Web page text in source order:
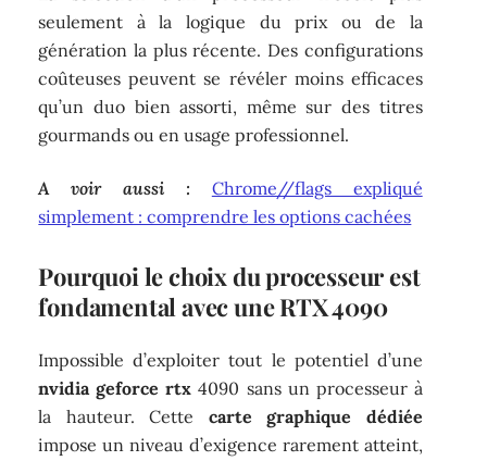
seulement à la logique du prix ou de la
génération la plus récente. Des configurations
coûteuses peuvent se révéler moins efficaces
qu’un duo bien assorti, même sur des titres
gourmands ou en usage professionnel.
A voir aussi :
Chrome//flags expliqué
simplement : comprendre les options cachées
Pourquoi le choix du processeur est
fondamental avec une RTX 4090
Impossible d’exploiter tout le potentiel d’une
nvidia geforce rtx 4090 sans un processeur à
la hauteur. Cette carte graphique dédiée
impose un niveau d’exigence rarement atteint,